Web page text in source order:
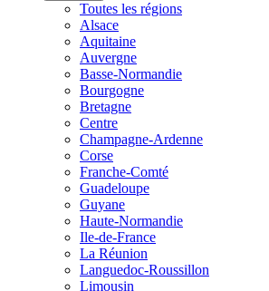
Toutes les régions
Alsace
Aquitaine
Auvergne
Basse-Normandie
Bourgogne
Bretagne
Centre
Champagne-Ardenne
Corse
Franche-Comté
Guadeloupe
Guyane
Haute-Normandie
Ile-de-France
La Réunion
Languedoc-Roussillon
Limousin